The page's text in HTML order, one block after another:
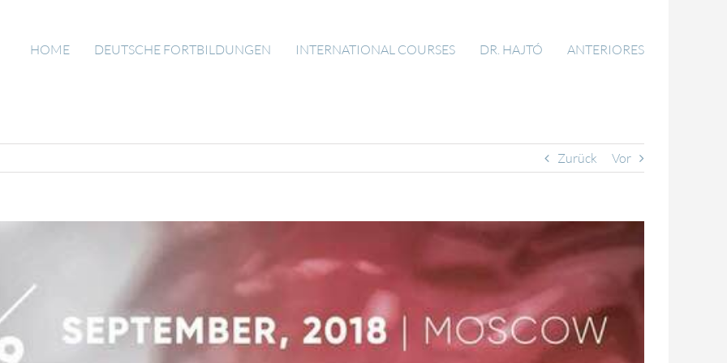
HOME DEUTSCHE FORTBILDUNGEN INTERNATIONAL COURSES DR. HAJTÓ ANTERIORES
Zurück Vor